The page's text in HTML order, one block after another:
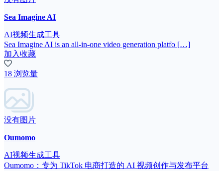
Sea Imagine AI
AI视频生成工具
Sea Imagine AI is an all-in-one video generation platfo […]
加入收藏
18 浏览量
没有图片
Oumomo
AI视频生成工具
Oumomo：专为 TikTok 电商打造的 AI 视频创作与发布平台